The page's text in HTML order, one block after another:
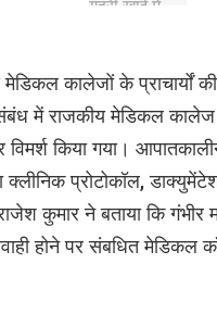
कालेजों के
में राजकीय मेडिकल कालेज
किया गया।
प्रोटोकॉल,
कुमार ने बताया कि
होने पर संबधित मेडिकल